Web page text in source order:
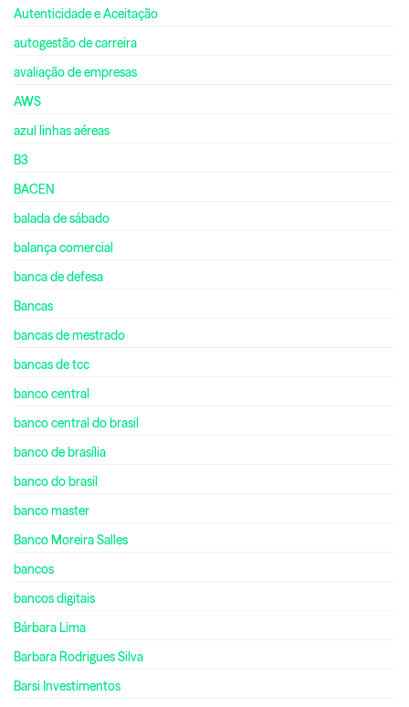
Autenticidade e Aceitação
autogestão de carreira
avaliação de empresas
AWS
azul linhas aéreas
B3
BACEN
balada de sábado
balança comercial
banca de defesa
Bancas
bancas de mestrado
bancas de tcc
banco central
banco central do brasil
banco de brasília
banco do brasil
banco master
Banco Moreira Salles
bancos
bancos digitais
Bárbara Lima
Barbara Rodrigues Silva
Barsi Investimentos